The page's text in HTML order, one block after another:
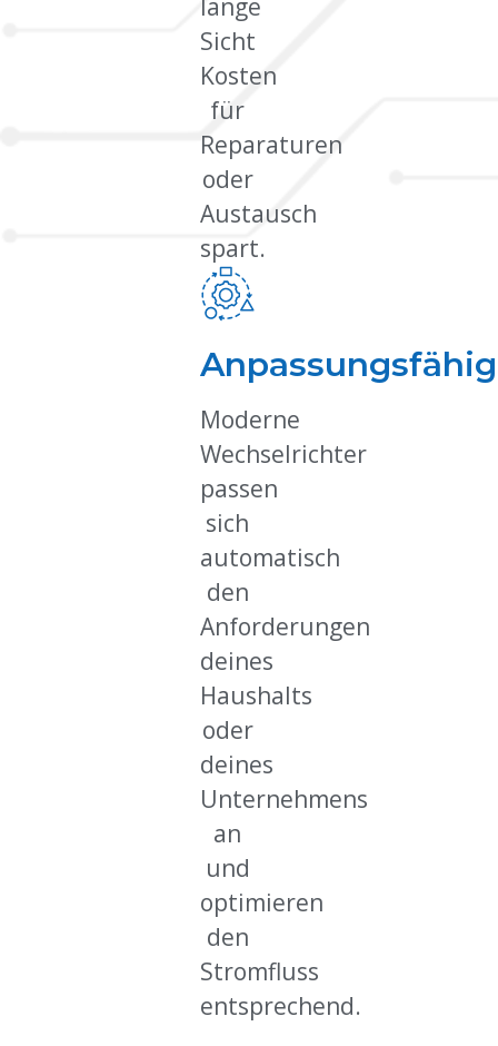
lange
Sicht
Kosten
für
Reparaturen
oder
Austausch
spart.
Moderne
Wechselrichter
passen
sich
automatisch
den
Anforderungen
deines
Haushalts
oder
deines
Unternehmens
an
und
optimieren
den
Stromfluss
entsprechend.